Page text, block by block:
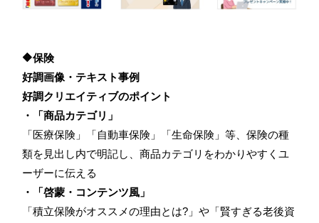
🔶保険
好調画像・テキスト事例
好調クリエイティブのポイント
・「商品カテゴリ」
「医療保険」「自動車保険」「生命保険」等、保険の種
類を見出し内で明記し、商品カテゴリをわかりやすくユ
ーザーに伝える
・「啓蒙・コンテンツ風」
「積立保険がオススメの理由とは?」や「賢すぎる老後資